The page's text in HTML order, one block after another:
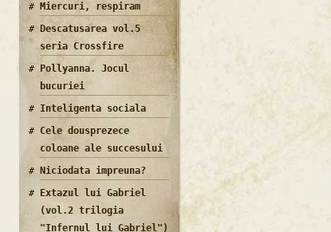
Miercuri, respiram
Descatusarea vol.5
seria Crossfire
Pollyanna. Jocul
bucuriei
Inteligenta sociala
Cele dousprezece
coloane ale succesului
Niciodata impreuna?
Extazul lui Gabriel
(vol.2 trilogia
"Infernul lui Gabriel")